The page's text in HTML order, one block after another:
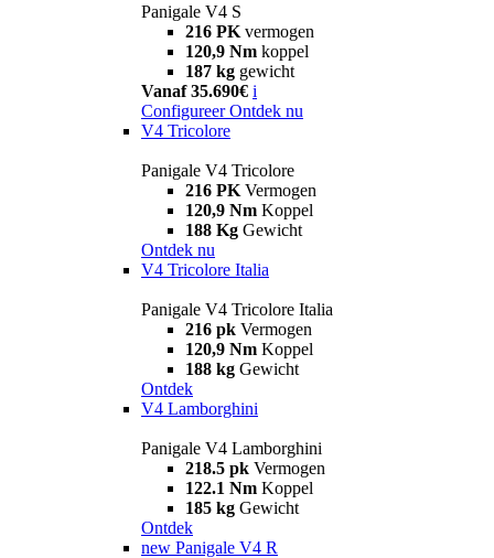
Panigale V4 S
216 PK vermogen
120,9 Nm koppel
187 kg gewicht
Vanaf 35.690€ i
Configureer Ontdek nu
V4 Tricolore
Panigale V4 Tricolore
216 PK Vermogen
120,9 Nm Koppel
188 Kg Gewicht
Ontdek nu
V4 Tricolore Italia
Panigale V4 Tricolore Italia
216 pk Vermogen
120,9 Nm Koppel
188 kg Gewicht
Ontdek
V4 Lamborghini
Panigale V4 Lamborghini
218.5 pk Vermogen
122.1 Nm Koppel
185 kg Gewicht
Ontdek
new Panigale V4 R